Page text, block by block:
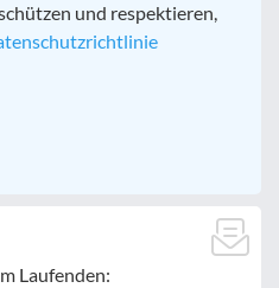
und respektieren,
Laufenden: